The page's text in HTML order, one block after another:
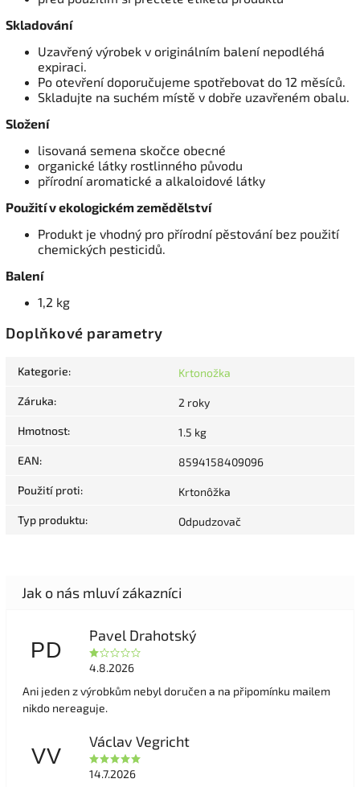
Skladování
Uzavřený výrobek v originálním balení nepodléhá
expiraci.
Po otevření doporučujeme spotřebovat do 12 měsíců.
Skladujte na suchém místě v dobře uzavřeném obalu.
Složení
lisovaná semena skočce obecné
organické látky rostlinného původu
přírodní aromatické a alkaloidové látky
Použití v ekologickém zemědělství
Produkt je vhodný pro přírodní pěstování bez použití
chemických pesticidů.
Balení
1,2 kg
Doplňkové parametry
Kategorie: Krtonožka
Záruka: 2 roky
Hmotnost: 1.5 kg
EAN: 8594158409096
Použití proti: Krtonôžka
Typ produktu: Odpudzovač
PD
Pavel Drahotský
4.8.2026
Ani jeden z výrobkům nebyl doručen a na připomínku mailem
nikdo nereaguje.
VV
Václav Vegricht
14.7.2026